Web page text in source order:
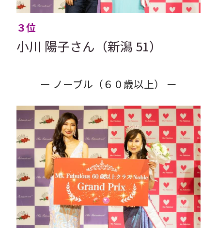
３位
小川 陽子さん（新潟 51）
ー ノーブル（６０歳以上） ー